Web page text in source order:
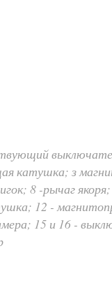
катушка; з
8 -рычаг
12 -
15 и 16 -